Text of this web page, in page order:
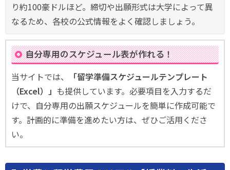
り約100豪ドルほど。締切や出願形式は大学によって異
なるため、各校の公式情報をよく確認しましょう。
自分専用のスケジュール表が作れる！
当サイトでは、
「留学準備スケジュールテンプレート
（Excel）」 も提供しています。必要項目を入力するだ
けで、自分専用の出願スケジュールを簡単に作成可能で
す。計画的に準備を進めたい方は、ぜひご活用くださ
い。